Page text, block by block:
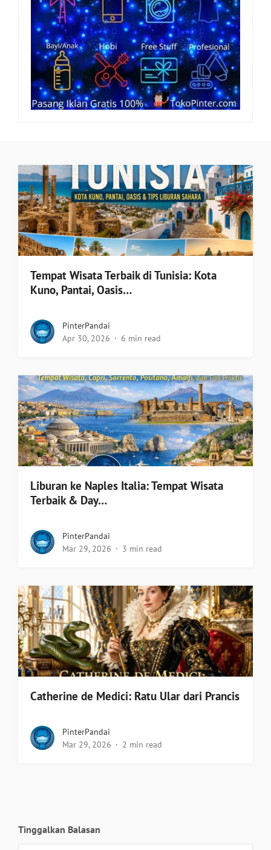
Tempat Wisata Terbaik di Tunisia: Kota
Kuno, Pantai, Oasis…
PinterPandai
Apr 30, 2026
6 min read
Liburan ke Naples Italia: Tempat Wisata
Terbaik & Day…
PinterPandai
Mar 29, 2026
3 min read
Catherine de Medici: Ratu Ular dari Prancis
PinterPandai
Mar 29, 2026
2 min read
Tinggalkan Balasan